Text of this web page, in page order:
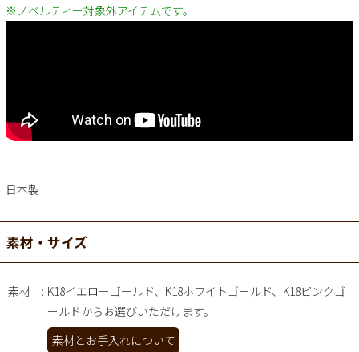
※ノベルティー対象外アイテムです。
日本製
素材・サイズ
素材
K18イエローゴールド、K18ホワイトゴールド、K18ピンクゴ
ールドからお選びいただけます。
素材とお手入れについて